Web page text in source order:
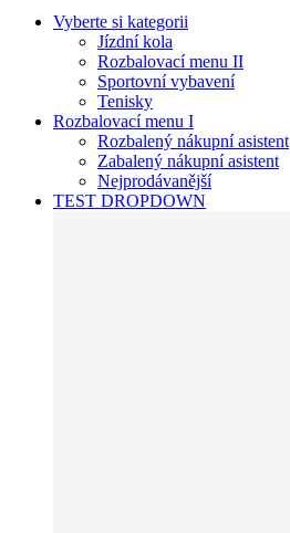
Vyberte si kategorii
Jízdní kola
Rozbalovací menu II
Sportovní vybavení
Tenisky
Rozbalovací menu I
Rozbalený nákupní asistent
Zabalený nákupní asistent
Nejprodávanější
TEST DROPDOWN